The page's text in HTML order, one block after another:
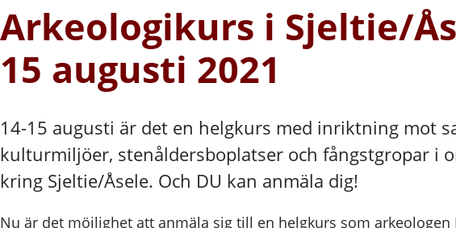
Arkeologikurs i Sjeltie/
15 augusti 2021
14-15 augusti är det en helgkurs med inriktning mot
kulturmiljöer, stenåldersboplatser och fångstgropar i
kring Sjeltie/Åsele. Och DU kan anmäla dig!
Nu är det möjlighet att anmäla sig till en helgkurs som arkeologen